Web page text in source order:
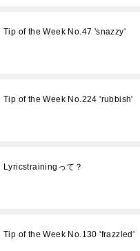
Tip of the Week No.47 'snazzy'
Tip of the Week No.224 'rubbish'
Lyricstrainingって？
Tip of the Week No.130 'frazzled'